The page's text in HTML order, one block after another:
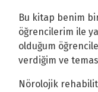
Bu kitap benim
öğrencilerim ile
olduğum
verdiğim ve
Nörolojik